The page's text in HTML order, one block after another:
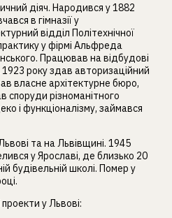
діяч. Народився у 1882
в гімназії у
відділ Політехнічної
у фірмі Альфреда
Працював на відбудові
року здав авторизаційний
власне архітектурне бюро,
споруди різноманітного
і функціоналізму, займався
та на Львівщині. 1945
у Ярославі, де близько 20
будівельній школі. Помер у
проекти у Львові: